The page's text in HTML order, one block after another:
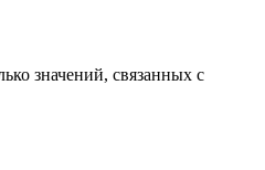
значений, связанных с